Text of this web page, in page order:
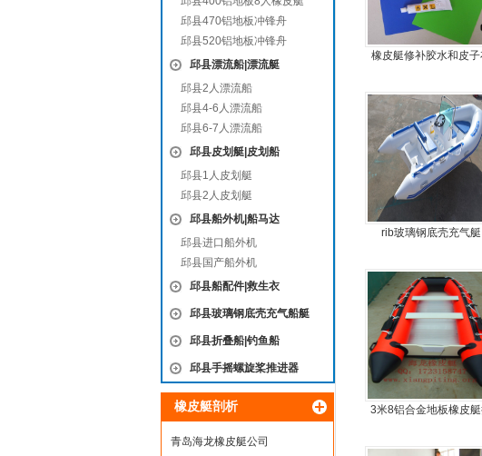
邱县470铝地板冲锋舟
邱县520铝地板冲锋舟
邱县漂流船|漂流艇
邱县2人漂流船
邱县4-6人漂流船
邱县6-7人漂流船
邱县皮划艇|皮划船
邱县1人皮划艇
邱县2人皮划艇
邱县船外机|船马达
邱县进口船外机
邱县国产船外机
邱县船配件|救生衣
邱县玻璃钢底壳充气船艇
邱县折叠船|钓鱼船
邱县手摇螺旋桨推进器
橡皮艇剖析
青岛海龙橡皮艇公司
橡皮艇修补胶水和皮子
rib玻璃钢底壳充气艇
3米8铝合金地板橡皮